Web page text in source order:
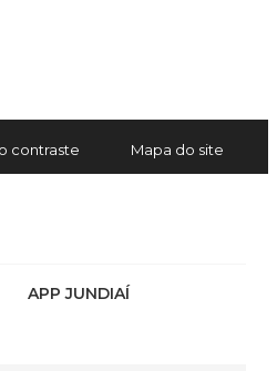
contraste Mapa do site
APP JUNDIAÍ